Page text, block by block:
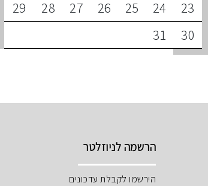
23
24
25
26
27
28
29
30
31
הרשמה לניוזלטר
הירשמו לקבלת עדכונים